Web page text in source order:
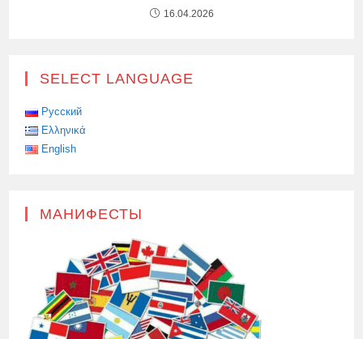
16.04.2026
SELECT LANGUAGE
Русский
Ελληνικά
English
МАНИФЕСТЫ